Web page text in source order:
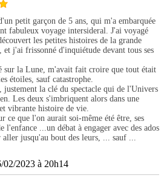
petit garçon de 5 ans, qui m'a embarquée
fabuleux voyage intersideral. J'ai voyagé
les petites histoires de la grande
j'ai frissonné d'inquiétude devant tous ses
sur la Lune, m'avait fait croire que tout était
étoiles, sauf catastrophe.
justement la clé du spectacle qui de l'Univers
Les deux s'imbriquent alors dans une
vibrante histoire de vie.
ce que l'on aurait soi-même été être, ses
l'enfance ...un débat à engager avec des ados
aller jusqu'au bout des leurs, ... sauf ...
02/2023 à 20h14